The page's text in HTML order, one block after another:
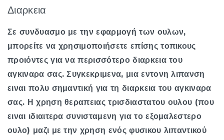
Διαρκεια
Σε συνδυασμο με την εφαρμογή των ουλων,
μπορείτε να χρησιμοποιήσετε επίσης τοπικους
προιόντες για να περισσότερο διαρκεια του
αγκιναρα σας. Συγκεκριμενα, μια εντονη λιπανση
ειναι πολυ σημαντική για τη διαρκεια του αγκιναρα
σας. Η χρηση θεραπειας τρισδιαστατου ουλου (που
ειναι ιδιαιτερα συνισταμενη για το εξομαλεστερο
ουλο) μαζι με την χρηση ενός φυσικου λιπαντικού